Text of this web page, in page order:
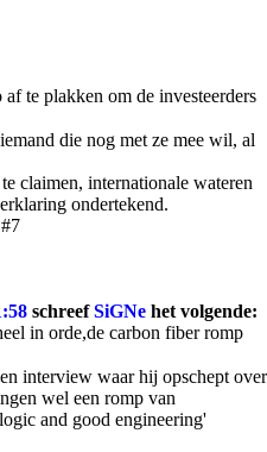
te plakken om de investeerders
die nog met ze mee wil, al
claimen, internationale wateren
ondertekend.
#7
schreefSiGNe het volgende:
in orde,de carbon fiber romp
interview waar hij opschept over
wel een romp van
and good engineering'